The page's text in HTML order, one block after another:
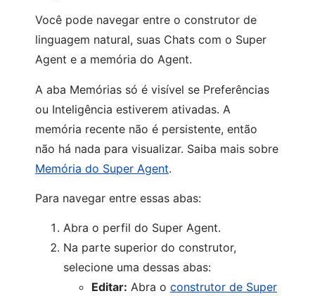
Você pode navegar entre o construtor de
linguagem natural, suas Chats com o Super
Agent e a memória do Agent.
A aba Memórias só é visível se Preferências
ou Inteligência estiverem ativadas. A
memória recente não é persistente, então
não há nada para visualizar. Saiba mais sobre
Memória do Super Agent.
Para navegar entre essas abas:
Abra o perfil do Super Agent.
Na parte superior do construtor,
selecione uma dessas abas:
Editar: Abra o construtor de Super